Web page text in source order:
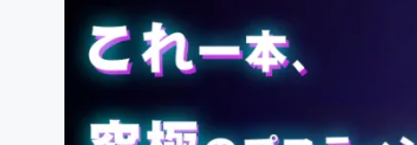
アート・写真
テクノロジー・ガジェット
映像・映画